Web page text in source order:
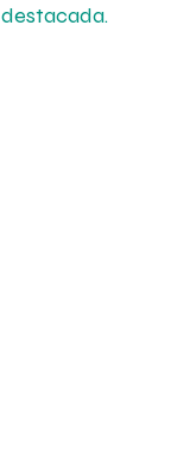
destacada.